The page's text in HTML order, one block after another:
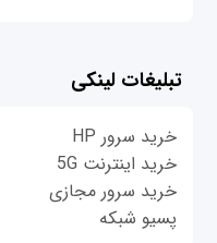
تبلیغات لینکی
خرید سرور HP
خرید اینترنت 5G
خرید سرور مجازی
پسیو شبکه